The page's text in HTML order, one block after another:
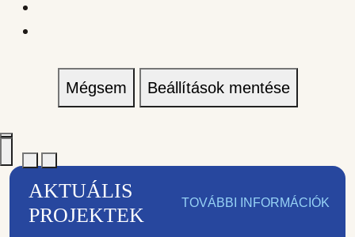
Mégsem Beállítások mentése
AKTUÁLIS
PROJEKTEK
TOVÁBBI INFORMÁCIÓK